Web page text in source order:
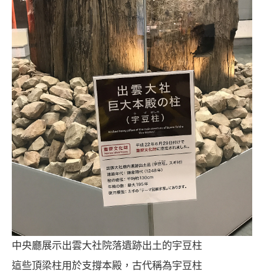
中央廳展示出雲大社院落遺跡出土的宇豆柱
這些頂梁柱用於支撐本殿，古代稱為宇豆柱